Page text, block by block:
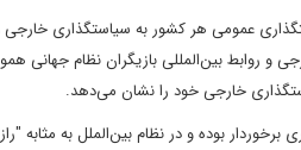
عمومی هر کشور به سیاستگذاری
و روابط بین‌المللی بازیگران نظام جهانی
خارجی خود را نشان می‌دهد.
بوده و در نظام بین‌الملل به مثابه